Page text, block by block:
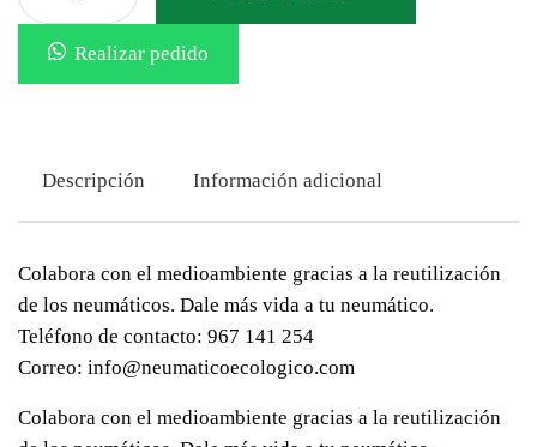
Realizar pedido
Descripción Información adicional
Colabora con el medioambiente gracias a la reutilización
de los neumáticos. Dale más vida a tu neumático.
Teléfono de contacto: 967 141 254
Correo: info@neumaticoecologico.com
Colabora con el medioambiente gracias a la reutilización